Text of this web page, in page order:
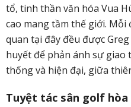
tổ, tinh thần văn hóa Vua
cao mang tầm thế giới.
quan tại đây đều được
huyết để phản ánh sự
thống và hiện đại, giữa
Tuyệt tác sân golf